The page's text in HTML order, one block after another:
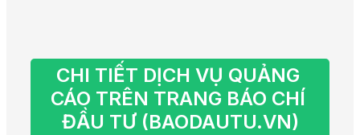
CHI TIẾT DỊCH VỤ QUẢNG
CÁO TRÊN TRANG BÁO CHÍ
ĐẦU TƯ (BAODAUTU.VN)